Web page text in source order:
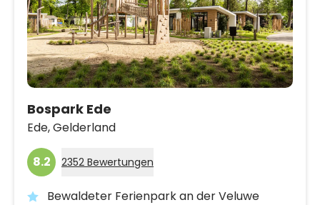
Bospark Ede
Ede,Gelderland
8.2 2352 Bewertungen
Bewaldeter Ferienpark an der Veluwe